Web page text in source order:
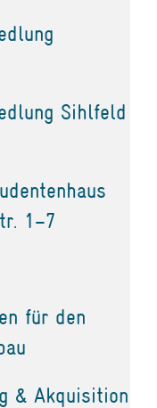
Sihlfeld
1–7
für den
& Akquisition